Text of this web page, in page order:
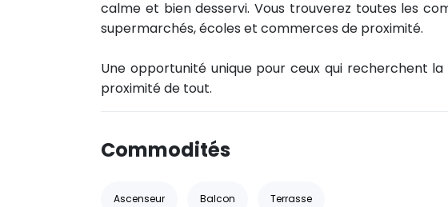
calme et bien desservi. Vous trouverez toutes les
supermarchés, écoles et commerces de proximité.
Une opportunité unique pour ceux qui recherchent
proximité de tout.
Commodités
Ascenseur Balcon Terrasse